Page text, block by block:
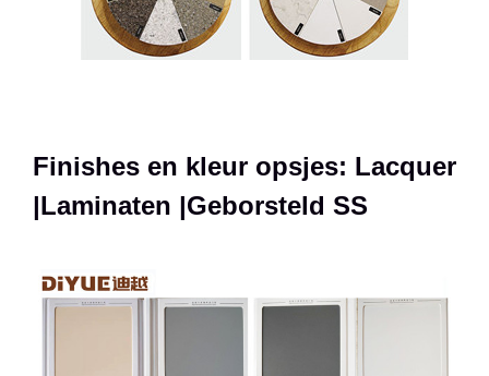
Finishes en kleur opsjes: Lacquer
|Laminaten |Geborsteld SS